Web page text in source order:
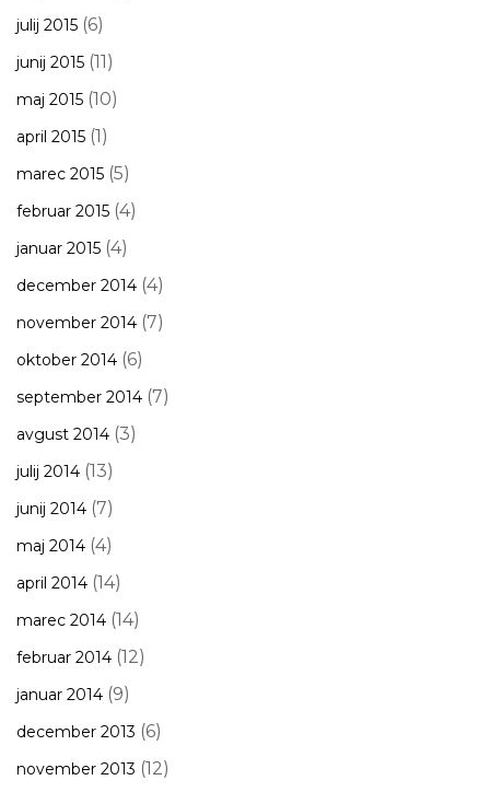
julij 2015 (6)
junij 2015 (11)
maj 2015 (10)
april 2015 (1)
marec 2015 (5)
februar 2015 (4)
januar 2015 (4)
december 2014 (4)
november 2014 (7)
oktober 2014 (6)
september 2014 (7)
avgust 2014 (3)
julij 2014 (13)
junij 2014 (7)
maj 2014 (4)
april 2014 (14)
marec 2014 (14)
februar 2014 (12)
januar 2014 (9)
december 2013 (6)
november 2013 (12)